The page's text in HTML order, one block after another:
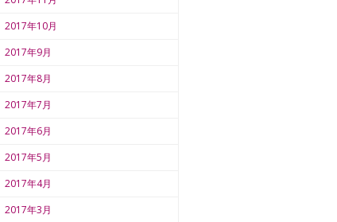
2017年10月
2017年9月
2017年8月
2017年7月
2017年6月
2017年5月
2017年4月
2017年3月